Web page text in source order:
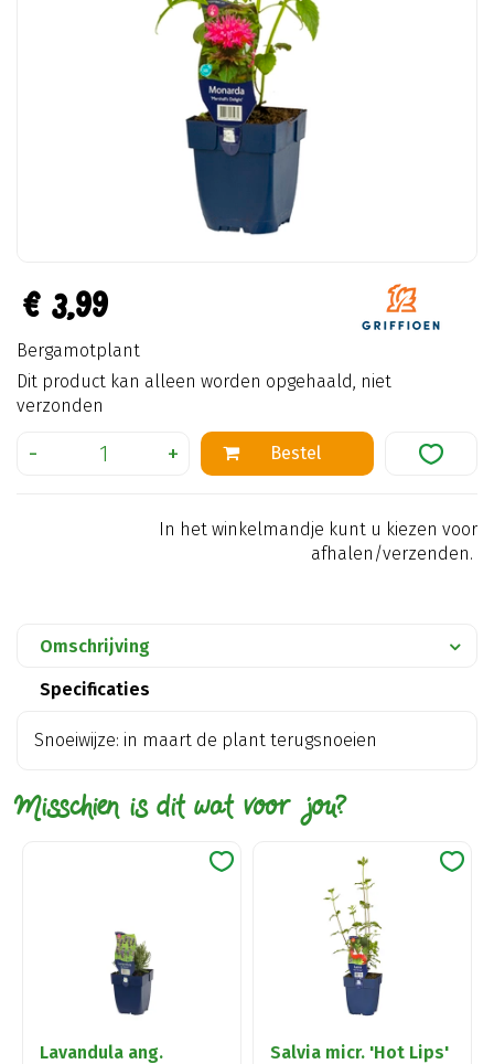
€ 3,99
Bergamotplant
Dit product kan alleen worden opgehaald, niet
verzonden
In het winkelmandje kunt u kiezen voor
afhalen/verzenden.
Omschrijving
Specificaties
Snoeiwijze: in maart de plant terugsnoeien
Misschien is dit wat voor jou?
Lavandula ang.
Salvia micr. 'Hot Lips'